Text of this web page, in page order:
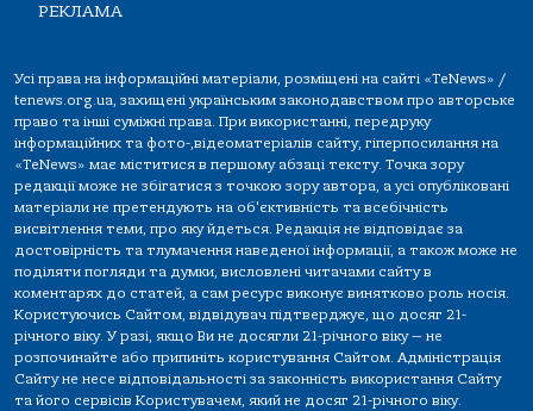
РЕКЛАМА
Усі права на інформаційні матеріали, розміщені на сайті «TeNews» /
tenews.org.ua, захищені українським законодавством про авторське
право та інші суміжні права. При використанні, передруку
інформаційних та фото-,відеоматеріалів сайту, гіперпосилання на
«TeNews» має міститися в першому абзаці тексту. Точка зору
редакції може не збігатися з точкою зору автора, а усі опубліковані
матеріали не претендують на об'єктивність та всебічність
висвітлення теми, про яку йдеться. Редакція не відповідає за
достовірність та тлумачення наведеної інформації, а також може не
поділяти погляди та думки, висловлені читачами сайту в
коментарях до статей, а сам ресурс виконує винятково роль носія.
Користуючись Сайтом, відвідувач підтверджує, що досяг 21-
річного віку. У разі, якщо Ви не досягли 21-річного віку — не
розпочинайте або припиніть користування Сайтом. Адміністрація
Сайту не несе відповідальності за законність використання Сайту
та його сервісів Користувачем, який не досяг 21-річного віку.